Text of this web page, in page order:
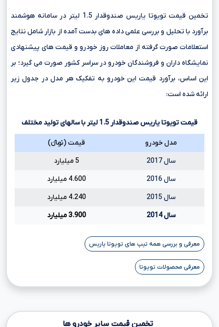
تخمین قیمت تویوتا یاریس صندوقدار 1.5 لیتر در سامانه هوشمند
برآورد با تحلیل و بررسی علمی داده های بدست آمده از بازار شامل نتایج
استعلامات صورت گرفته از معاملات روز خودرو و قیمت های پیشنهادی
نمایشگاه داران و فروشندگان خودرو در سراسر کشور صورت می گیرد؛ بر
این اساس، برآورد قیمت این خودرو به تفکیک هر مدل در جدول زیر
ارائه شده است:
قیمت تویوتا یاریس صندوقدار 1.5 لیتر با سالهای تولید مختلف
مدل خودرو
قیمت (تومانءءء)
سال 2017
5 میلیارد
سال 2016
4.600 میلیارد
سال 2015
4.240 میلیارد
سال 2014
3.900 میلیارد
معرفی و بررسی همه تیپ های تویوتا یاریس
معرفی محصولات تویوتا
تخمین قیمت سایر خودرو ها